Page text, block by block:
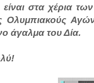
στα χέρια
Ολυμπιακούς
άγαλμα του Δία.